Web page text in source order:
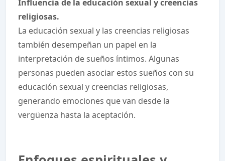
Influencia de la educación sexual y creencias
religiosas.
La educación sexual y las creencias religiosas
también desempeñan un papel en la
interpretación de sueños íntimos. Algunas
personas pueden asociar estos sueños con su
educación sexual y creencias religiosas,
generando emociones que van desde la
vergüenza hasta la aceptación.